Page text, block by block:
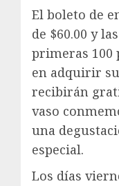
El boleto de
de $60.00 y las
primeras 100
en adquirir
recibirán
vaso
una
especial.
Los días